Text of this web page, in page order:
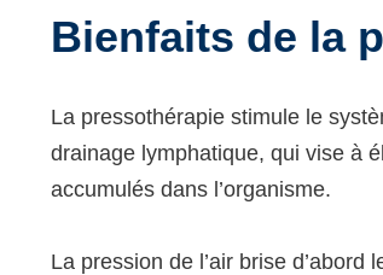
Bienfaits de la
La pressothérapie stimule le
drainage lymphatique, qui vise à
accumulés dans l’organisme.
La pression de l’air brise